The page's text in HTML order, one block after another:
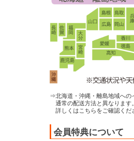
⇒北海道・沖縄・離島地域への
通常の配送方法と異なります
詳しくはこちらをご確認くだ
会員特典について